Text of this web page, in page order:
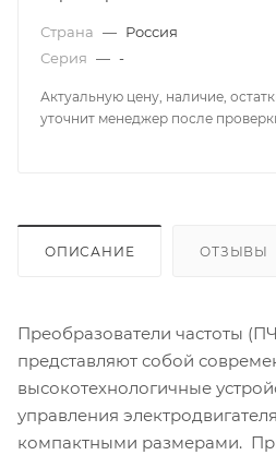
Страна — Россия
Серия — -
Актуальную цену, наличие,
уточнит менеджер после
ОПИСАНИЕ ОТЗЫВЫ
Преобразователи частоты
представляют собой
высокотехнологичные
управления
компактными размерами.